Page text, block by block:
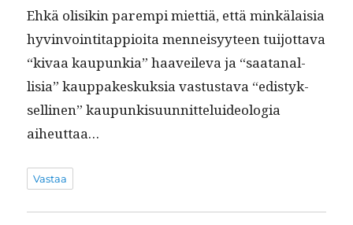
Ehkä olisikin parem­pi miet­tiä, että minkälaisia
hyv­in­voin­ti­tap­pi­oi­ta men­neisyy­teen tui­jot­ta­va
“kivaa kaupunkia” haaveil­e­va ja “saatanal­
lisia” kaup­pakeskuk­sia vas­tus­ta­va “edis­tyk­
selli­nen” kaupunkisu­un­nit­telu­ide­olo­gia
aiheuttaa…
Vastaa